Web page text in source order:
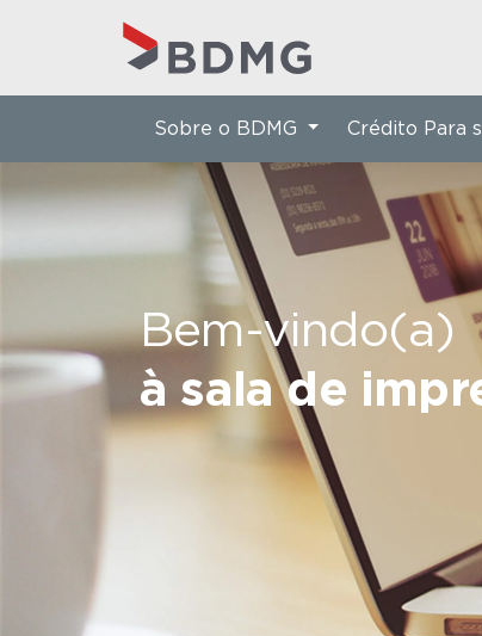
Bem-vindo(a)
à sala de
Sobre o BDMG Crédito Para